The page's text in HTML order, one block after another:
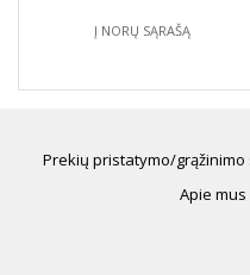
Į NORŲ SĄRAŠĄ
Prekių pristatymo/grąžinimo
Apie mus